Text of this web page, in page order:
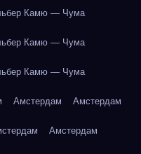
Камю — Чума
Камю — Чума
Камю — Чума
Амстердам Амстердам
Амстердам